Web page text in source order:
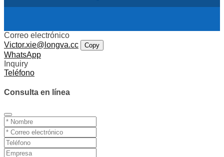
Correo electrónico
Victor.xie@longva.cc
Copy
WhatsApp
Inquiry
Teléfono
Consulta en línea